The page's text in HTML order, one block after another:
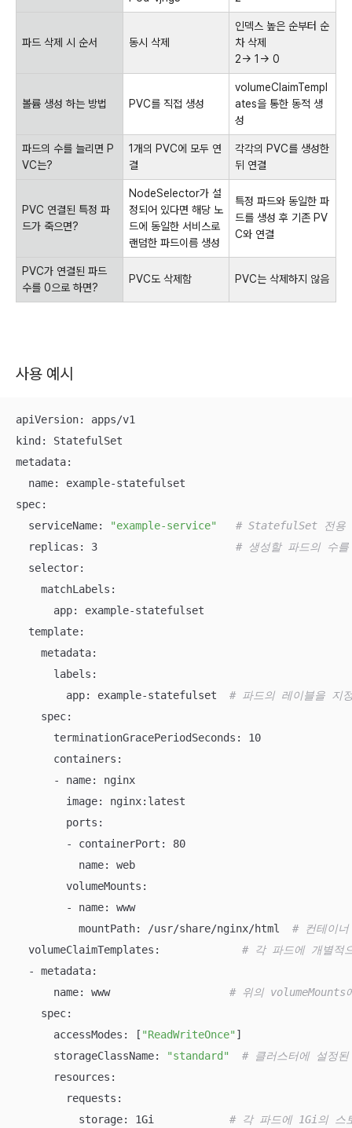
파드 삭제 시 순서 동시 삭제
인덱스 높은 순부터 순
차 삭제
2-> 1-> 0
볼륨 생성 하는 방법 PVC를 직접 생성
volumeClaimTempl
ates을 통한 동적 생
성
파드의 수를 늘리면 P
VC는?
1개의 PVC에 모두 연
결
각각의 PVC를 생성한
뒤 연결
PVC 연결된 특정 파
드가 죽으면?
NodeSelector가 설
정되어 있다면 해당 노
드에 동일한 서비스로
랜덤한 파드이름 생성
특정 파드와 동일한 파
드를 생성 후 기존 PV
C와 연결
PVC가 연결된 파드
수를 0으로 하면?
PVC도 삭제함 PVC는 삭제하지 않음
사용 예시
apiVersion: apps/v1
kind: StatefulSet
metadata:
  name: example-statefulset
spec:
  serviceName:
"example-service"
# StatefulSet 전용
  replicas: 3
# 생성할 파드의 수
  selector:
    matchLabels:
      app: example-statefulset
  template:
    metadata:
      labels:
        app: example-statefulset
# 파드의 레이블을 지
    spec:
      terminationGracePeriodSeconds: 10
      containers:
      - name: nginx
        image: nginx:latest
        ports:
        - containerPort: 80
          name: web
        volumeMounts:
        - name: www
          mountPath: /usr/share/nginx/html
# 컨테이
  volumeClaimTemplates:
# 각 파드에 개별적
  - metadata:
      name: www
# 위의 volumeMounts
    spec:
      accessModes: [
"ReadWriteOnce" ]
      storageClassName:
"standard"
# 클러스터에 설정
      resources:
        requests:
          storage: 1Gi
# 각 파드에 1Gi의 스